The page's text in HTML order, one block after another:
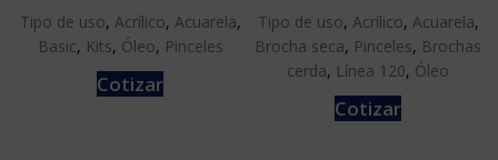
Tipo de uso, Acrílico, Acuarela,
Basic, Kits, Óleo, Pinceles
Cotizar
Tipo de uso, Acrílico, Acuarela,
Brocha seca, Pinceles, Brochas
cerda, Línea 120, Óleo
Cotizar